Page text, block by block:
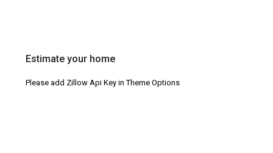
Estimate your home
Please add Zillow Api Key in Theme Options